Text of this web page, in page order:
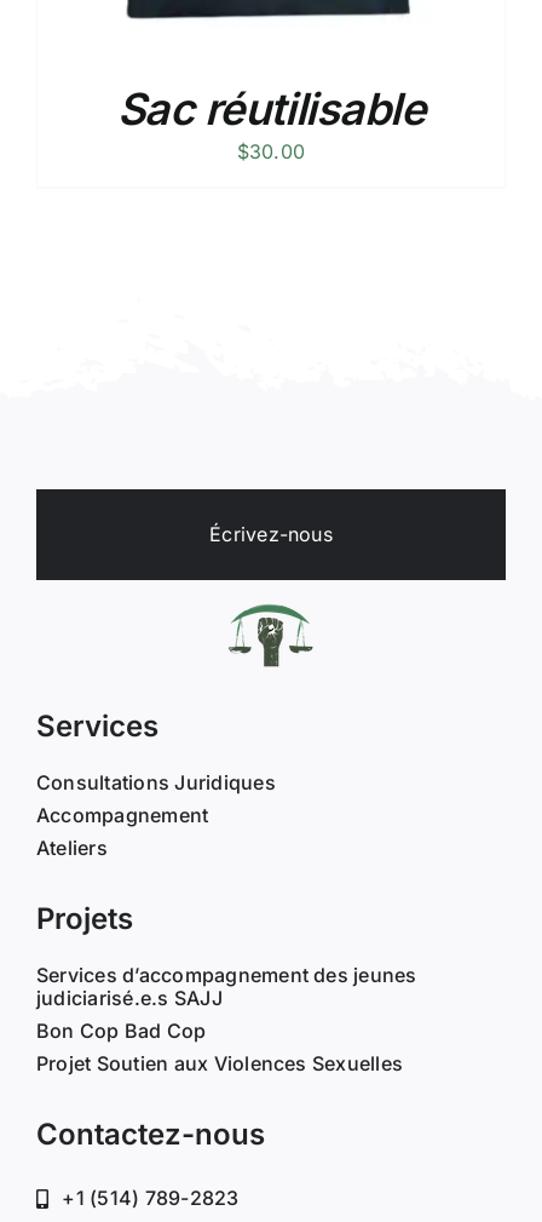
Sac réutilisable
$30.00
Écrivez-nous
Services
Consultations Juridiques
Accompagnement
Ateliers
Projets
Services d’accompagnement des jeunes
judiciarisé.e.s SAJJ
Bon Cop Bad Cop
Projet Soutien aux Violences Sexuelles
Contactez-nous
+1 (514) 789-2823